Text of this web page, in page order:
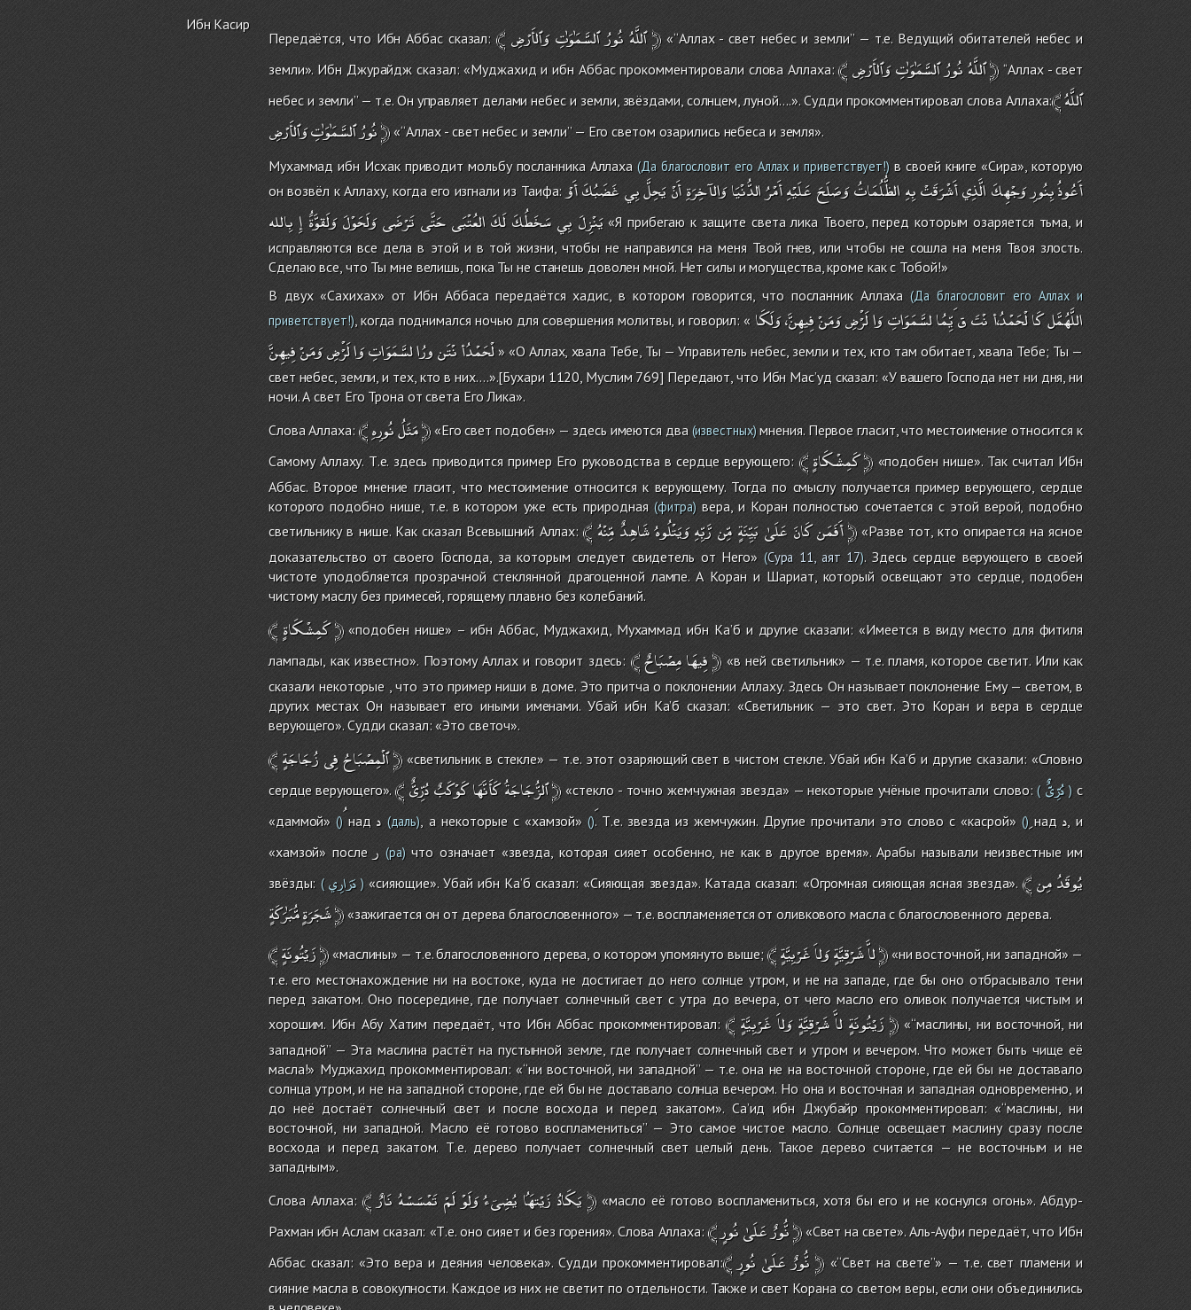
Ибн Касир
Передаётся, что Ибн Аббас сказал:﴾ ٱللَّهُنُورُٱلسَّمَٰوَٰتِ وَٱلأَرْضِ ﴿«‘‘Аллах - свет небес и земли’’ — т.е. Ведущий обитателей небес и
земли». Ибн Джурайдж сказал: «Муджахид и ибн Аббас прокомментировали слова Аллаха:﴾ ٱللَّهُنُورُٱلسَّمَٰوَٰتِوَٱلأَرْضِ ﴿‘‘Аллах - свет
небес и земли’’ — т.е. Он управляет делами небес и земли, звёздами, солнцем, луной….». Судди прокомментировал слова Аллаха:﴾ٱللَّهُ
نُورُٱلسَّمَٰوَٰتِوَٱلأَرْضِ ﴿«‘‘Аллах - свет небес и земли’’ — Его светом озарились небеса и земля».
Мухаммад ибн Исхак приводит мольбу посланника Аллаха (Да благословит его Аллах и приветствует!)в своей книге «Сира», которую
он возвёл к Аллаху, когда его изгнали из Таифа:
أَعُوذُبِنُورِوَجْهِكَالَّذِيأَشْرَقَتْبِهِالظُّلُمَاتُوَصَلَحَعَلَيْهِأَمْرُالدُّنْيَاوَالآخِرَةِأَنْيَحِلَّبِيغَضَبُكَأَوْ
يَنْزِلَ بِيسَخَطُكَلَكَالعُتْبَىحَتَّىتَرْضَى وَلَحَوْلَوَلَقوَُّةَ إِ بِالله
«Я прибегаю к защите света лика Твоего, перед которым озаряется тьма, и
исправляются все дела в этой и в той жизни, чтобы не направился на меня Твой гнев, или чтобы не сошла на меня Твоя злость.
Сделаю все, что Ты мне велишь, пока Ты не станешь доволен мной. Нет силы и могущества, кроме как с Тобой!»
В двух «Сахихах» от Ибн Аббаса передаётся хадис, в котором говорится, что посланник Аллаха (Да благословит его Аллах и
приветствует!), когда поднимался ночью для совершения молитвы, и говорил: « اللَّهُمَّلكَالْحَمْدُ،أنْتَقَيِّمُالسَّمَوَاتِوَالَْرْضِوَمَنْفِيهِنَّ،وَلَكَا
لْحَمْدُأنْتَنورُالسَّمَوَاتِوَالَْرْضِوَمَنْفِيهِنَّ
» «О Аллах, хвала Тебе, Ты — Управитель небес, земли и тех, кто там обитает, хвала Тебе; Ты —
свет небес, земли, и тех, кто в них….».[Бухари 1120, Муслим 769] Передают, что Ибн Мас’уд сказал: «У вашего Господа нет ни дня, ни
ночи. А свет Его Трона от света Его Лика».
Слова Аллаха: ﴾ مَثَلُنُورِهِ ﴿«Его свет подобен» — здесь имеются два(известных)мнения. Первое гласит, что местоимение относится к
Самому Аллаху. Т.е. здесь приводится пример Его руководства в сердце верующего: ﴾كَمِشْكَاةٍ﴿«подобен нише». Так считал Ибн
Аббас. Второе мнение гласит, что местоимение относится к верующему. Тогда по смыслу получается пример верующего, сердце
которого подобно нише, т.е. в котором уже есть природная(фитра) вера, и Коран полностью сочетается с этой верой, подобно
светильнику в нише. Как сказал Всевышний Аллах:﴾ أَفَمَنكَانَعَلَىٰبَيِّنَةٍمِّنرَّبِّهِوَيَتْلُوهُشَاهِدٌمِّنْهُ ﴿«Разве тот, кто опирается на ясное
доказательство от своего Господа, за которым следует свидетель от Него»(Сура 11, аят 17). Здесь сердце верующего в своей
чистоте уподобляется прозрачной стеклянной драгоценной лампе. А Коран и Шариат, который освещают это сердце, подобен
чистому маслу без примесей, горящему плавно без колебаний.
﴾كَمِشْكَاةٍ﴿«подобен нише» – ибн Аббас, Муджахид, Мухаммад ибн Ка’б и другие сказали: «Имеется в виду место для фитиля
лампады, как известно». Поэтому Аллах и говорит здесь: ﴾ فِيهَامِصْبَاحٌ ﴿«в ней светильник» — т.е. пламя, которое светит. Или как
сказали некоторые , что это пример ниши в доме. Это притча о поклонении Аллаху. Здесь Он называет поклонение Ему — светом, в
других местах Он называет его иными именами. Убай ибн Ка’б сказал: «Светильник — это свет. Это Коран и вера в сердце
верующего». Судди сказал: «Это светоч».
﴾ ٱلْمِصْبَاحُفِىزُجَاجَةٍ ﴿«светильник в стекле» — т.е. этот озаряющий свет в чистом стекле. Убай ибн Ка’б и другие сказали: «Словно
сердце верующего».﴾ ٱلزُّجَاجَةُكَأَنَّهَاكَوْكَبٌدُرِّىٌّ ﴿«стекло - точно жемчужная звезда» — некоторые учёные прочитали слово:( دُرِّىٌّ) с
«даммой» () надد(даль), а некоторые с «хамзой» (). Т.е. звезда из жемчужин. Другие прочитали это слово с «касрой»()над د, и
«хамзой» после ر (ра)что означает «звезда, которая сияет особенно, не как в другое время». Арабы называли неизвестные им
звёзды: (دَرَارِي)«сияющие». Убай ибн Ка’б сказал: «Сияющая звезда». Катада сказал: «Огромная сияющая ясная звезда». ﴾ يُوقَدُمِن
شَجَرَةٍمُّبَٰرَكَةٍ ﴿«зажигается он от дерева благословенного» — т.е. воспламеняется от оливкового масла с благословенного дерева.
﴾زَيْتُونَةٍ﴿«маслины» — т.е. благословенного дерева, о котором упомянуто выше; ﴾ لاَّشَرْقِيَّةٍوَلاَغَرْبِيَّةٍ ﴿«ни восточной, ни западной» —
т.е. его местонахождение ни на востоке, куда не достигает до него солнце утром, и не на западе, где бы оно отбрасывало тени
перед закатом. Оно посередине, где получает солнечный свет с утра до вечера, от чего масло его оливок получается чистым и
хорошим. Ибн Абу Хатим передаёт, что Ибн Аббас прокомментировал: ﴾ زَيْتُونَةٍلاَّشَرْقِيَّةٍ وَلاَغَرْبِيَّةٍ ﴿«‘‘маслины, ни восточной, ни
западной’’ — Эта маслина растёт на пустынной земле, где получает солнечный свет и утром и вечером. Что может быть чище её
масла!» Муджахид прокомментировал: «‘‘ни восточной, ни западной’’ — т.е. она не на восточной стороне, где ей бы не доставало
солнца утром, и не на западной стороне, где ей бы не доставало солнца вечером. Но она и восточная и западная одновременно, и
до неё достаёт солнечный свет и после восхода и перед закатом». Са’ид ибн Джубайр прокомментировал: «‘‘маслины, ни
восточной, ни западной. Масло её готово воспламениться’’ — Это самое чистое масло. Солнце освещает маслину сразу после
восхода и перед закатом. Т.е. дерево получает солнечный свет целый день. Такое дерево считается — не восточным и не
западным».
Слова Аллаха: ﴾ يَكَادُزَيْتهَُا يُضِىۤءُوَلَوْلَمْتَمْسَسْهُنَارٌ ﴿«масло её готово воспламениться, хотя бы его и не коснулся огонь». Абдур-
Рахман ибн Аслам сказал: «Т.е. оно сияет и без горения». Слова Аллаха: ﴾ نُّورٌعَلَىٰنُورٍ ﴿«Свет на свете». Аль-Ауфи передаёт, что Ибн
Аббас сказал: «Это вера и деяния человека». Судди прокомментировал:﴾ نُّورٌعَلَىٰنُورٍ ﴿«‘‘Свет на свете’’» — т.е. свет пламени и
сияние масла в совокупности. Каждое из них не светит по отдельности. Также и свет Корана со светом веры, если они объединились